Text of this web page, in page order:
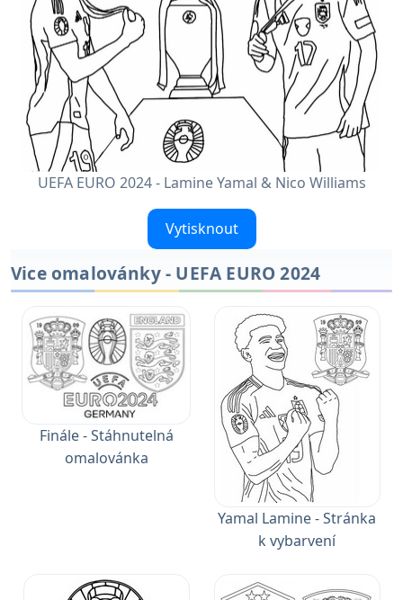
UEFA EURO 2024 - Lamine Yamal & Nico Williams
Vytisknout
Vice omalovánky - UEFA EURO 2024
Finále - Stáhnutelná
omalovánka
Yamal Lamine - Stránka
k vybarvení